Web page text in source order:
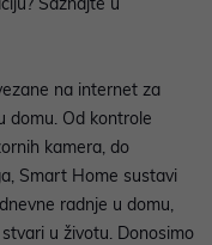
na internet za
domu. Od kontrole
kamera, do
Smart Home sustavi
radnje u domu,
u životu. Donosimo